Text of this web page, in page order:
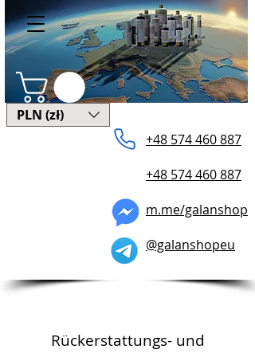
+48 574 ​460 887
+48 574 460 887
m.me/galanshop
@galanshopeu
PLN (zł)
Rückerstattungs- und